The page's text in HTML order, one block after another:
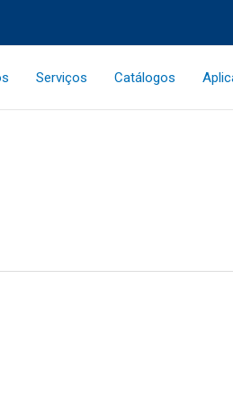
Serviços Catálogos